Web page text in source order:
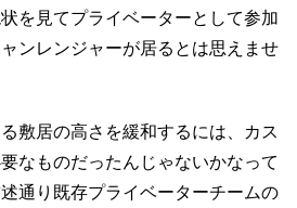
を見てプライベーターとして参加
ンレンジャーが居るとは思えませ
敷居の高さを緩和するには、カス
なものだったんじゃないかなって
通り既存プライベーターチームの